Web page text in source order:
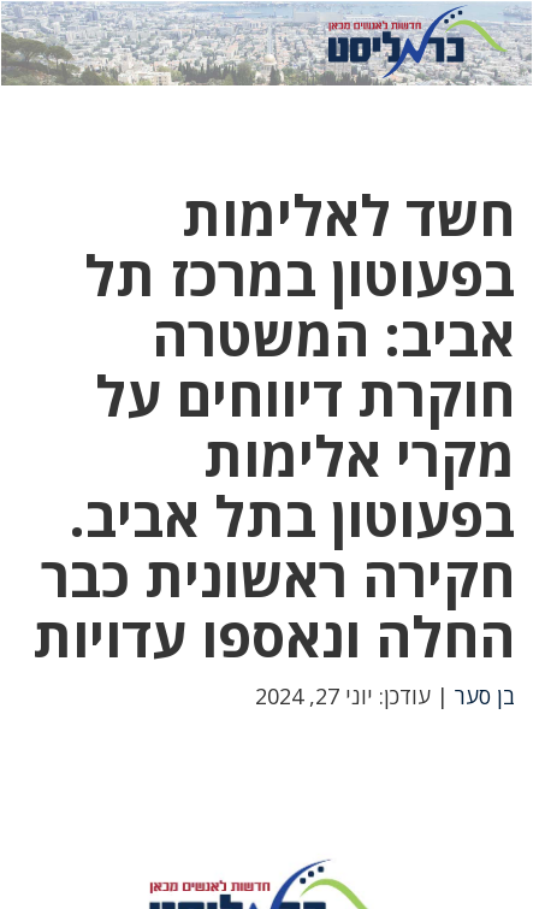
לחץ
כאן
לחץ
כדי
חשד לאלימות
בפעוטון במרכז תל
אביב: המשטרה
חוקרת דיווחים על
מקרי אלימות
בפעוטון בתל אביב.
חקירה ראשונית כבר
החלה ונאספו עדויות
בן סער | עודכן: יוני 27, 2024